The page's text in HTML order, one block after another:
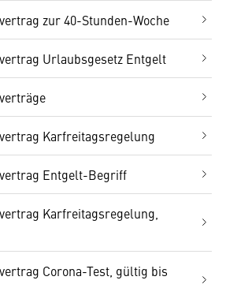
zur 40-Stunden-Woche
Urlaubsgesetz Entgelt
Karfreitagsregelung
Entgelt-Begriff
Karfreitagsregelung,
Corona-Test, gültig bis